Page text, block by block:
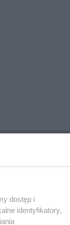
dostęp i
identyfikatory,